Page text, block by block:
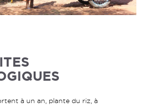
à un an, plante du riz, à